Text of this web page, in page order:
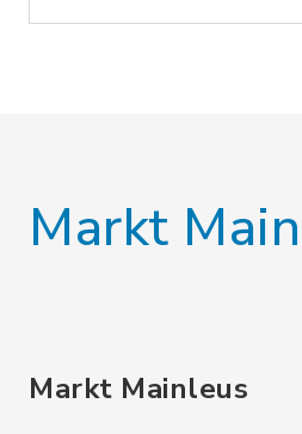
Markt
Markt Mainleus